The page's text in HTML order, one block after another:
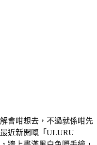
會咁想去，不過就係咁先
近新開嘅「ULURU